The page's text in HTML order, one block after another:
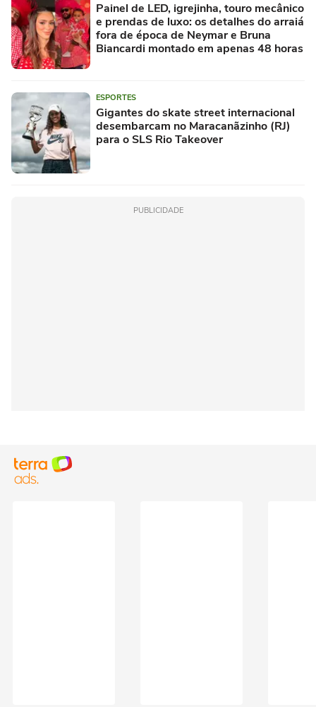
Painel de LED, igrejinha, touro mecânico
e prendas de luxo: os detalhes do arraiá
fora de época de Neymar e Bruna
Biancardi montado em apenas 48 horas
ESPORTES
Gigantes do skate street internacional
desembarcam no Maracanãzinho (RJ)
para o SLS Rio Takeover
PUBLICIDADE